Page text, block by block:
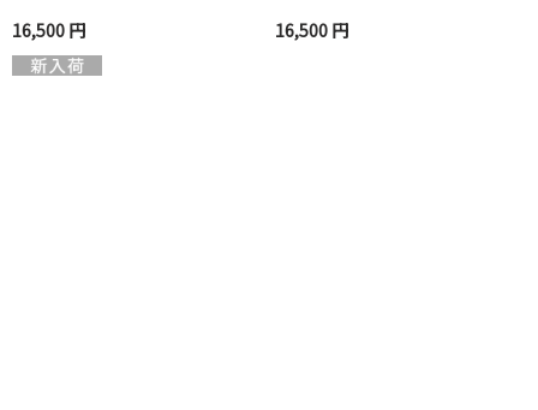
16,500 円 16,500 円